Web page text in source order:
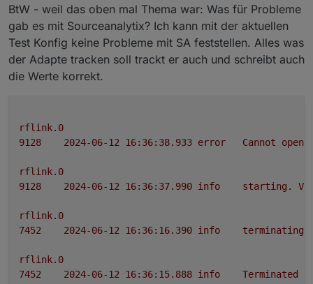
BtW - weil das oben mal Thema war: Was für Probleme
gab es mit Sourceanalytix? Ich kann mit der aktuellen
Test Konfig keine Probleme mit SA feststellen. Alles was
der Adapte tracken soll trackt er auch und schreibt auch
die Werte korrekt.
rflink.0
error Cannot open
rflink.0
info starting.
rflink.0
info terminating
rflink.0
info Terminated